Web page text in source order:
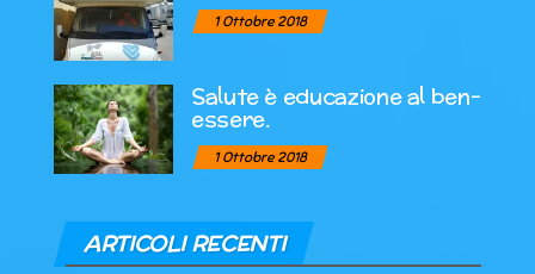
1 Ottobre 2018
Salute è educazione al ben-
essere.
1 Ottobre 2018
ARTICOLI RECENTI